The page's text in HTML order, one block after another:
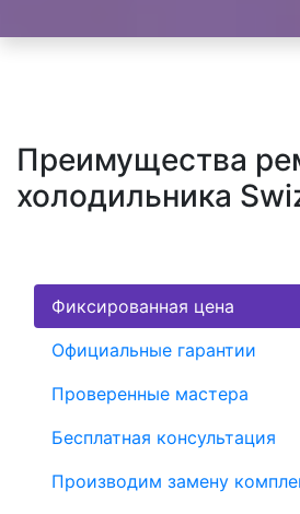
Преимущества
холодильника
Фиксированная цена
Официальные гарантии
Проверенные мастера
Бесплатная консультация
Производим замену